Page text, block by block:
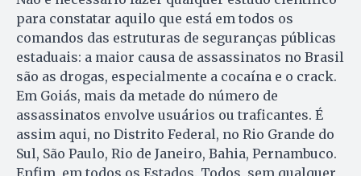
para constatar aquilo que está em todos os
comandos das estruturas de seguranças públicas
estaduais: a maior causa de assassinatos no Brasil
são as drogas, especialmente a cocaína e o crack.
Em Goiás, mais da metade do número de
assassinatos envolve usuários ou traficantes. É
assim aqui, no Distrito Federal, no Rio Grande do
Sul, São Paulo, Rio de Janeiro, Bahia, Pernambuco.